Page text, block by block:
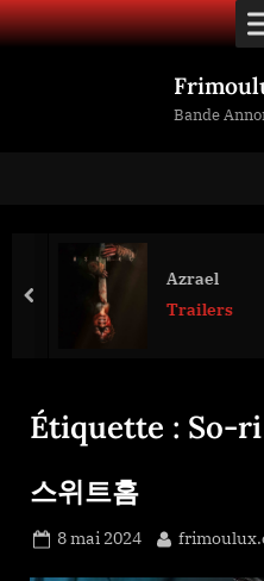
Skip
to
Bande
Azrael
Trailers
prev
Étiquette : So-
스위트홈
Posted
8 mai 2024 By